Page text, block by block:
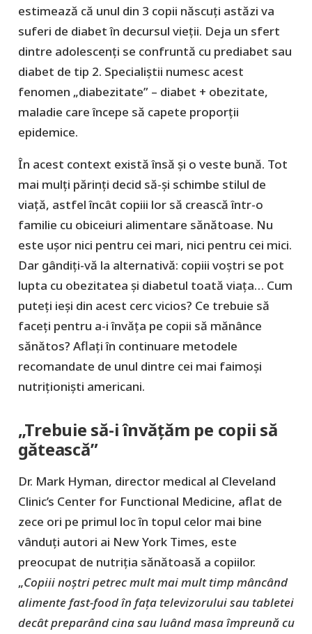
estimează că unul din 3 copii născuți astăzi va
suferi de diabet în decursul vieții. Deja un sfert
dintre adolescenți se confruntă cu prediabet sau
diabet de tip 2. Specialiștii numesc acest
fenomen „diabezitate” – diabet + obezitate,
maladie care începe să capete proporții
epidemice.
În acest context există însă și o veste bună. Tot
mai mulți părinți decid să-și schimbe stilul de
viață, astfel încât copiii lor să crească într-o
familie cu obiceiuri alimentare sănătoase. Nu
este ușor nici pentru cei mari, nici pentru cei mici.
Dar gândiți-vă la alternativă: copiii voștri se pot
lupta cu obezitatea și diabetul toată viața… Cum
puteți ieși din acest cerc vicios? Ce trebuie să
faceți pentru a-i învăța pe copii să mănânce
sănătos? Aflați în continuare metodele
recomandate de unul dintre cei mai faimoși
nutriționiști americani.
„Trebuie să-i învățăm pe copii să
gătească”
Dr. Mark Hyman, director medical al Cleveland
Clinic’s Center for Functional Medicine, aflat de
zece ori pe primul loc în topul celor mai bine
vânduți autori ai New York Times, este
preocupat de nutriția sănătoasă a copiilor.
„Copiii noștri petrec mult mai mult timp mâncând
alimente fast-food în fața televizorului sau tabletei
decât preparând cina sau luând masa împreună cu